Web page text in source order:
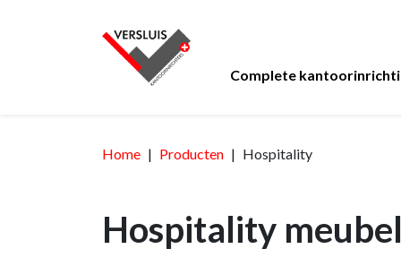
Complete
Kantoormeubelen
Thema's
Functioneel Akoestische
Werken
24 uursstoelen
Ontmoeten
Fauteuils
Bejot Brunner
3D
Advies
Home Producten Hospitality
Hospitality